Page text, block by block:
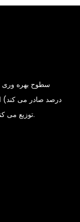
درصد صادر می کند)
طریق نمایشگاه ها و پلت فرم های آنلاین B2B توزیع می کنیم.